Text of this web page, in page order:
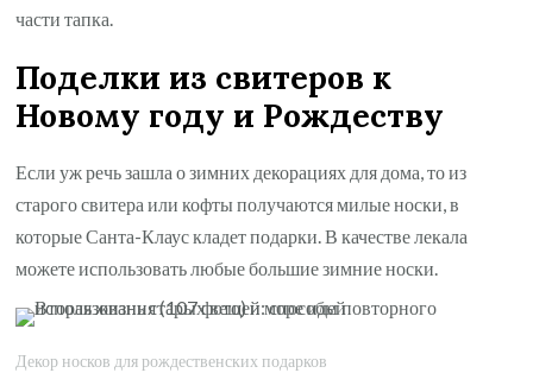
части тапка.
Поделки из свитеров к
Новому году и Рождеству
Если уж речь зашла о зимних декорациях для дома, то из
старого свитера или кофты получаются милые носки, в
которые Санта-Клаус кладет подарки. В качестве лекала
можете использовать любые большие зимние носки.
Декор носков для рождественских подарков